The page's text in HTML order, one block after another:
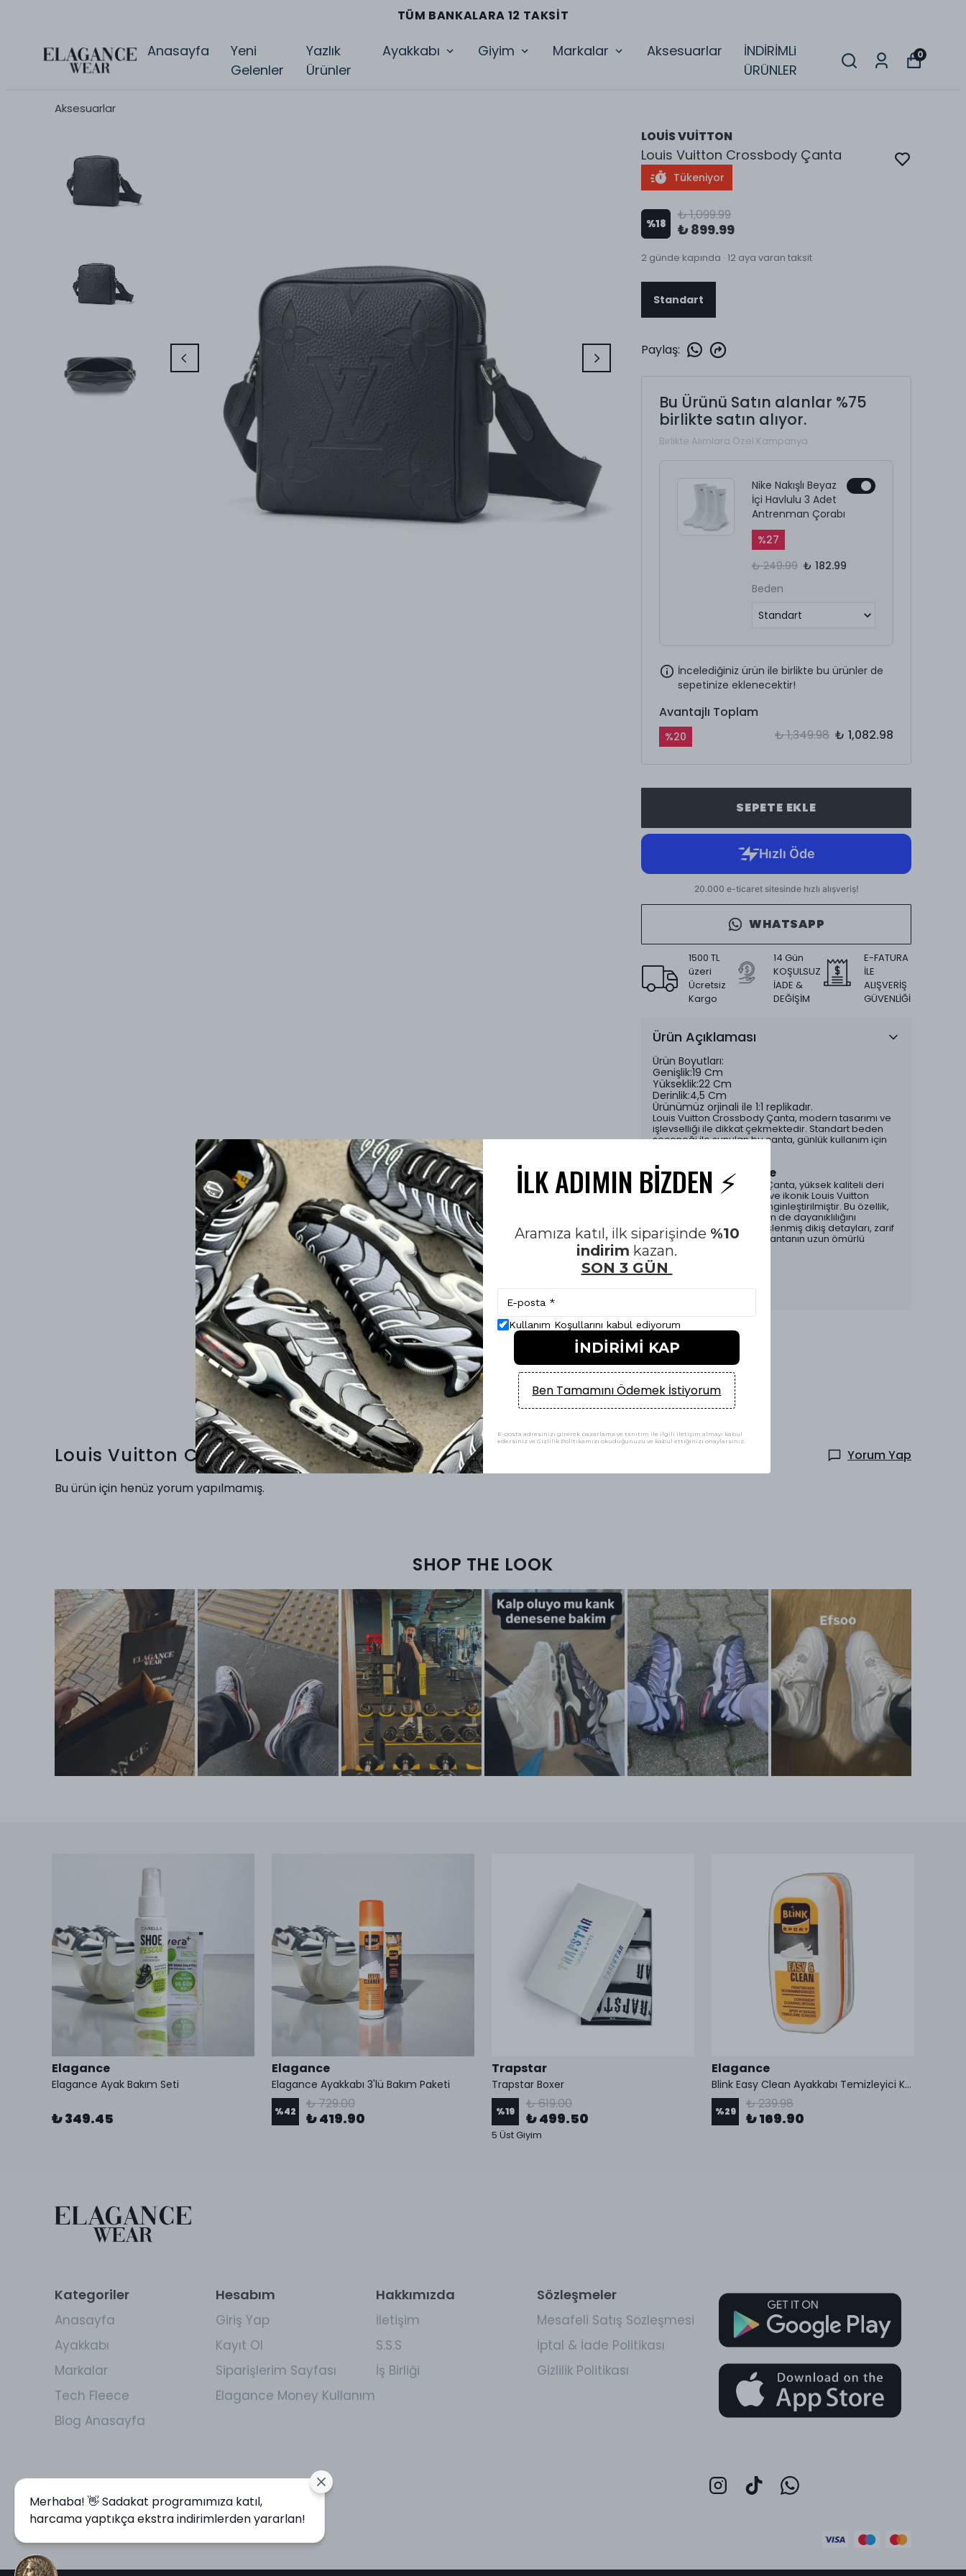
2 İŞ GÜNÜNDE KARGOYA TESLIM
Anasayfa
Yeni
Gelenler
Yazlık
Ürünler
Ayakkabı Giyim Markalar Aksesuarlar
İNDİRİMLi
ÜRÜNLER
0
Aksesuarlar
LOUİS VUİTTON
Louis Vuitton Crossbody Çanta
Tükeniyor
%18
₺ 1,099.99
₺ 899.99
2 günde kapında · 12 aya varan taksit
Standart
Paylaş:
Bu Ürünü Satın alanlar %75
birlikte satın alıyor.
Birlikte Alımlara Özel Kampanya
Nike Nakışlı Beyaz
İçi Havlulu 3 Adet
Antrenman Çorabı
%27
₺ 249.99 ₺ 182.99
Beden
İncelediğiniz ürün ile birlikte bu ürünler de
sepetinize eklenecektir!
Avantajlı Toplam
%20 ₺ 1,349.98 ₺ 1,082.98
SEPETE EKLE
WHATSAPP
1500 TL
üzeri
Ücretsiz
Kargo
14 Gün
KOŞULSUZ
İADE &
DEĞİŞİM
E-FATURA
İLE
ALIŞVERİŞ
GÜVENLİĞİ
Ürün Açıklaması
Ürün Boyutları:
Genişlik:19 Cm
Yükseklik:22 Cm
Derinlik:4,5 Cm
Ürünümüz orjinali ile 1:1 replikadır.
Louis Vuitton Crossbody Çanta, modern tasarımı ve
işlevselliği ile dikkat çekmektedir. Standart beden
seçeneği ile sunulan bu çanta, günlük kullanım için
Tasarım ve Malzeme
Louis Vuitton Crossbody Çanta, yüksek kaliteli deri
malzemeden üretilmiştir ve ikonik Louis Vuitton
monogram deseni ile zenginleştirilmiştir. Bu özellik,
çantanın hem şıklığını hem de dayanıklılığını
artırmaktadır. Dikkatlice işlenmiş dikiş detayları, zarif
bir görünüm sağlarken, çantanın uzun ömürlü
olmasını garanti eder.
Fonksiyonellik
Devamını Göster
Louis Vuitton Crossbody Çanta Yorumlar
Yorum Yap
Bu ürün için henüz yorum yapılmamış.
SHOP THE LOOK
Elagance
Elagance Ayak Bakım Seti
₺ 349.45
Elagance
Elagance Ayakkabı 3'lü Bakım Paketi
%42 ₺ 729.00
₺ 419.90
Trapstar
Trapstar Boxer
%19 ₺ 619.00
₺ 499.50
5 Üst Giyim
Elagance
Blink Easy Clean Ayakkabı Temizleyici Köpük 75 ml
%29 ₺ 239.98
₺ 169.90
Kategoriler
Anasayfa
Ayakkabı
Markalar
Tech Fleece
Blog Anasayfa
Hesabım
Giriş Yap
Kayıt Ol
Siparişlerim Sayfası
Elagance Money Kullanım
Hakkımızda
İletişim
S.S.S
İş Birliği
Sözleşmeler
Mesafeli Satış Sözleşmesi
İptal & İade Politikası
Gizlilik Politikası
Merhaba! 👋 Sadakat programımıza katıl,
harcama yaptıkça ekstra indirimlerden yararlan!
İLK ADIMIN BİZDEN ⚡️
Aramıza katıl, ilk siparişinde %10
indirim kazan.
SON 3 GÜN
Kullanım Koşullarını kabul ediyorum
İNDİRİMİ KAP
Ben Tamamını Ödemek İstiyorum
E-posta adresinizi girerek pazarlama ve tanıtım ile ilgili iletişim almayı kabul
edersiniz ve Gizlilik Politikamızı okuduğunuzu ve kabul ettiğinizi onaylarsınız.